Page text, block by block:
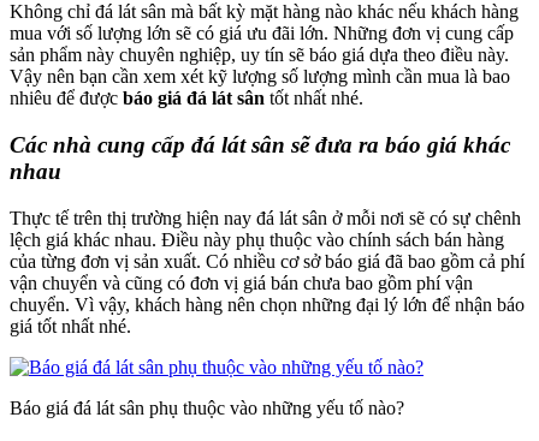
Không chỉ đá lát sân mà bất kỳ mặt hàng nào khác nếu khách hàng
mua với số lượng lớn sẽ có giá ưu đãi lớn. Những đơn vị cung cấp
sản phẩm này chuyên nghiệp, uy tín sẽ báo giá dựa theo điều này.
Vậy nên bạn cần xem xét kỹ lượng số lượng mình cần mua là bao
nhiêu để được báo giá đá lát sân tốt nhất nhé.
Các nhà cung cấp đá lát sân sẽ đưa ra báo giá khác
nhau
Thực tế trên thị trường hiện nay đá lát sân ở mỗi nơi sẽ có sự chênh
lệch giá khác nhau. Điều này phụ thuộc vào chính sách bán hàng
của từng đơn vị sản xuất. Có nhiều cơ sở báo giá đã bao gồm cả phí
vận chuyển và cũng có đơn vị giá bán chưa bao gồm phí vận
chuyển. Vì vậy, khách hàng nên chọn những đại lý lớn để nhận báo
giá tốt nhất nhé.
Báo giá đá lát sân phụ thuộc vào những yếu tố nào?